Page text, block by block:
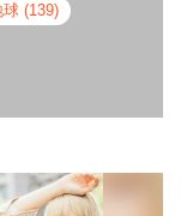
球 (139)